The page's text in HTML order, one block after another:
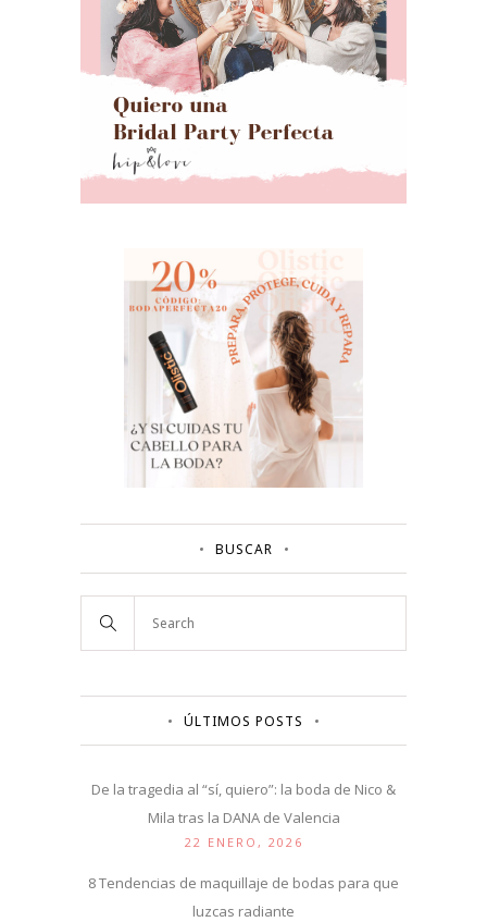
BUSCAR
ÚLTIMOS POSTS
De la tragedia al “sí, quiero”: la boda de Nico &
Mila tras la DANA de Valencia
22 ENERO, 2026
8 Tendencias de maquillaje de bodas para que
luzcas radiante